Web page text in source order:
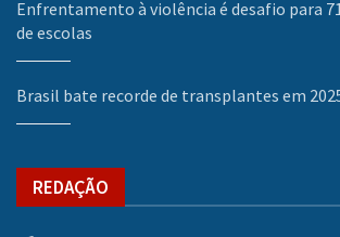
Enfrentamento à violência é desafio para
de escolas
Brasil bate recorde de transplantes em
REDAÇÃO